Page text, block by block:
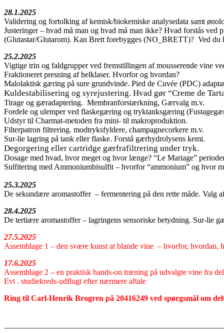
28.1.2025
Validering og fortolking af kemisk/biokemiske analysedata samt
Justeringer – hvad må man og hvad må man ikke? Hvad forstås
(Glutastar/Glutarom). Kan Brett forebygges (NO_BRETT)? Ved du
25.2.2025
Vigtige trin og faldgrupper ved fremstillingen af mousserende vine
Fraktioneret presning af helklaser. Hvorfor og hvordan?
Malolaktisk gæring på sure grundvinde. Pied de Cuvée (PDC)
Kuldestabilisering og syrejustering. Hvad gør “Creme de
Tirage og gæradaptering. Membranforstærkning, Gærvalg m.v.
Fordele og ulemper ved flaskegæring og tryktanksgæring
Udstyr til Charmat-metoden fra mini- til makroproduktion.
Filterpatron filtrering. modtryksfyldere, champagnecorkere m.v.
Sur-lie lagring på tank eller flaske. Forstå gærhydrolysens kemi.
Degorgering eller cartridge gærfrafiltrering under tryk.
Dosage med hvad, hvor meget og hvor længe? “Le Mariage”
Sulfitering med Ammoniumbisulfit – hvorfor “ammonium” og hvor
25.3.2025
De sekundære aromastoffer – fermentering på den rette måde. Valg
28.4.2025
De tertiære aromastoffer – lagringens sensoriske betydning. Sur-lie
27.5.2025
Assemblage 1 – den svære kunst at blande vine – hvorfor,
17.6.2025
Assemblage 2 – en praktisk hands-on træning på udvalgte vine fra
Evt . studiekreds-udflugt efter nærmere aftale
Ring til Carl-Henrik Brogren på 20416249 ved spørgsmål om